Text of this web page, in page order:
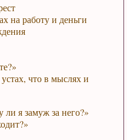
на работу и деньги
что в мыслях и
я замуж за него?»